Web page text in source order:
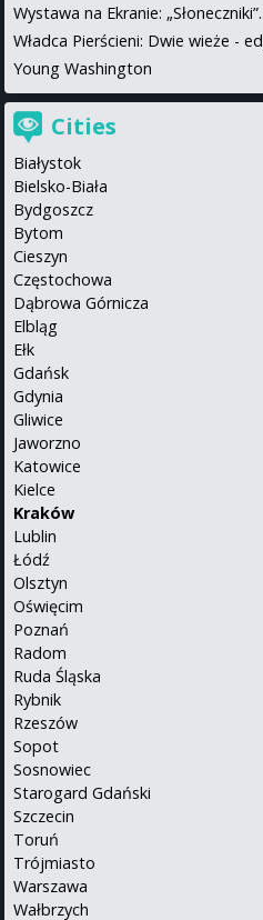
Wystawa na Ekranie:
Władca Pierścieni: Dwie wieże -
Young Washington
Cities
Białystok
Bielsko-Biała
Bydgoszcz
Bytom
Cieszyn
Częstochowa
Dąbrowa Górnicza
Elbląg
Ełk
Gdańsk
Gdynia
Gliwice
Jaworzno
Katowice
Kielce
Kraków
Lublin
Łódź
Olsztyn
Oświęcim
Poznań
Radom
Ruda Śląska
Rybnik
Rzeszów
Sopot
Sosnowiec
Starogard Gdański
Szczecin
Toruń
Trójmiasto
Warszawa
Wałbrzych